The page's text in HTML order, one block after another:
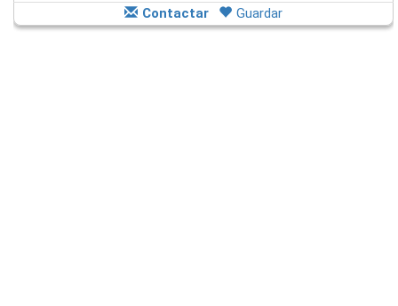
Contactar Guardar